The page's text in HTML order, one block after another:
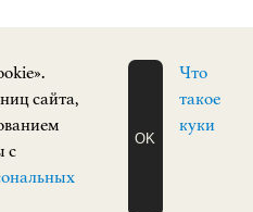
чтение: книжки
вниманию зрителей
литографий и
XV-XX веков.
сайта,
с
OK
Что
такое
куки